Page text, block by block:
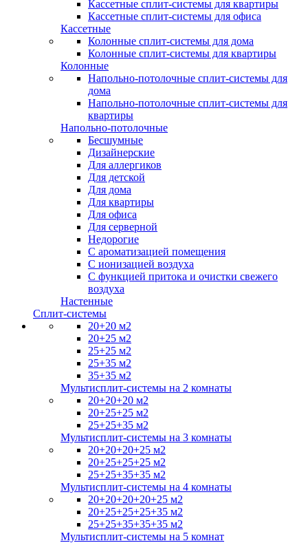
Кассетные сплит-системы для квартиры
Кассетные сплит-системы для офиса
Кассетные
Колонные сплит-системы для дома
Колонные сплит-системы для квартиры
Колонные
Напольно-потолочные сплит-системы для
дома
Напольно-потолочные сплит-системы для
квартиры
Напольно-потолочные
Бесшумные
Дизайнерские
Для аллергиков
Для детской
Для дома
Для квартиры
Для офиса
Для серверной
Недорогие
С ароматизацией помещения
С ионизацией воздуха
С функцией притока и очистки свежего
воздуха
Настенные
Сплит-системы
20+20 м2
20+25 м2
25+25 м2
25+35 м2
35+35 м2
Мультисплит-системы на 2 комнаты
20+20+20 м2
20+25+25 м2
25+25+35 м2
Мультисплит-системы на 3 комнаты
20+20+20+25 м2
20+25+25+25 м2
25+25+35+35 м2
Мультисплит-системы на 4 комнаты
20+20+20+20+25 м2
20+25+25+25+35 м2
25+25+35+35+35 м2
Мультисплит-системы на 5 комнат